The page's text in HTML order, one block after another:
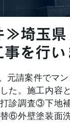
埼玉県
を行い
元請案件でマ
た。施工内容
診調査③下地
⑥外壁塗装面